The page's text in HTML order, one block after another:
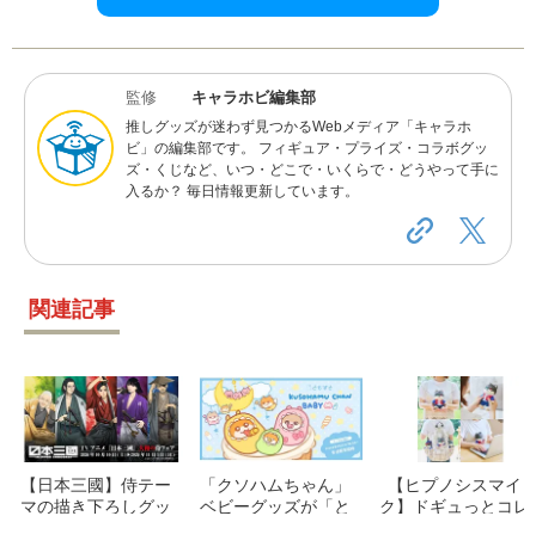
監修 キャラホビ編集部
推しグッズが迷わず見つかるWebメディア「キャラホ
ビ」の編集部です。 フィギュア・プライズ・コラボグッ
ズ・くじなど、いつ・どこで・いくらで・どうやって手に
入るか？ 毎日情報更新しています。
関連記事
【日本三國】侍テー
マの描き下ろしグッ
「クソハムちゃん」
ベビーグッズが「と
【ヒプノシスマイ
ク】ドギュっとコレ